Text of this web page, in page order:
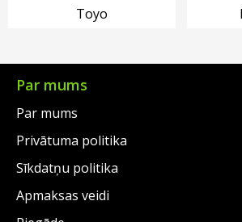
Toyo
Par mums
Par mums
Privātuma politika
Sīkdatņu politika
Apmaksas veidi